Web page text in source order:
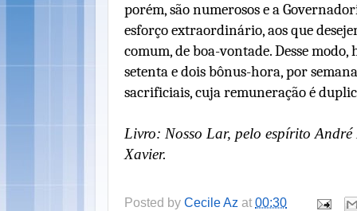
porém, são numerosos e a
esforço extraordinário, aos que
comum, de boa-vontade. Desse
setenta e dois bônus-hora, por
sacrificiais, cuja remuneração é
Livro: Nosso Lar, pelo espírito
Xavier.
Posted by Cecile Az at 00:30